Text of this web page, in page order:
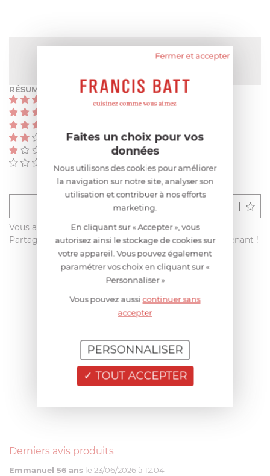
Pas encore de note
RÉSUMÉ
(0)
Déposer un avis
Vous avez acheté ce produit sur francisbatt.com ?
Partagez votre avis avec les autres clients dès maintenant !
Derniers avis produits
Emmanuel 56 ans le 23/06/2026 à 12:04
Fermer et accepter
Faites un choix pour vos
données
Nous utilisons des cookies pour améliorer
la navigation sur notre site, analyser son
utilisation et contribuer à nos efforts
marketing.
En cliquant sur « Accepter », vous
autorisez ainsi le stockage de cookies sur
votre appareil. Vous pouvez également
paramétrer vos choix en cliquant sur «
Personnaliser »
Vous pouvez aussicontinuer sans
accepter
TOUT ACCEPTER
PERSONNALISER